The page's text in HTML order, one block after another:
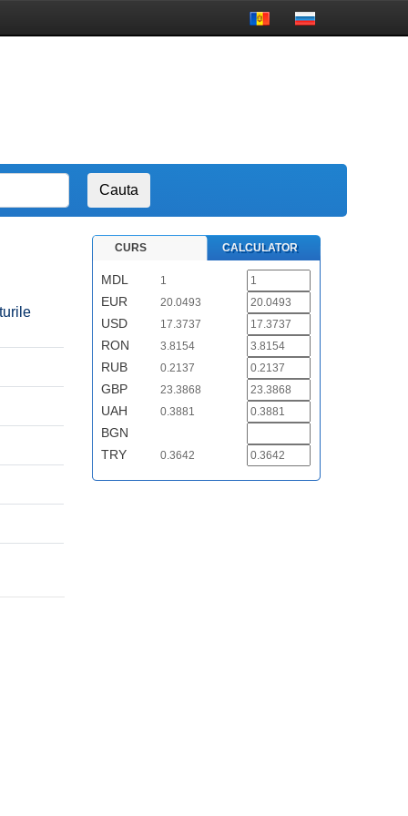
CURS CALCULATOR
MDL 1
EUR 20.0493
USD 17.3737
RON 3.8154
RUB 0.2137
GBP 23.3868
UAH 0.3881
BGN
TRY
0.3642